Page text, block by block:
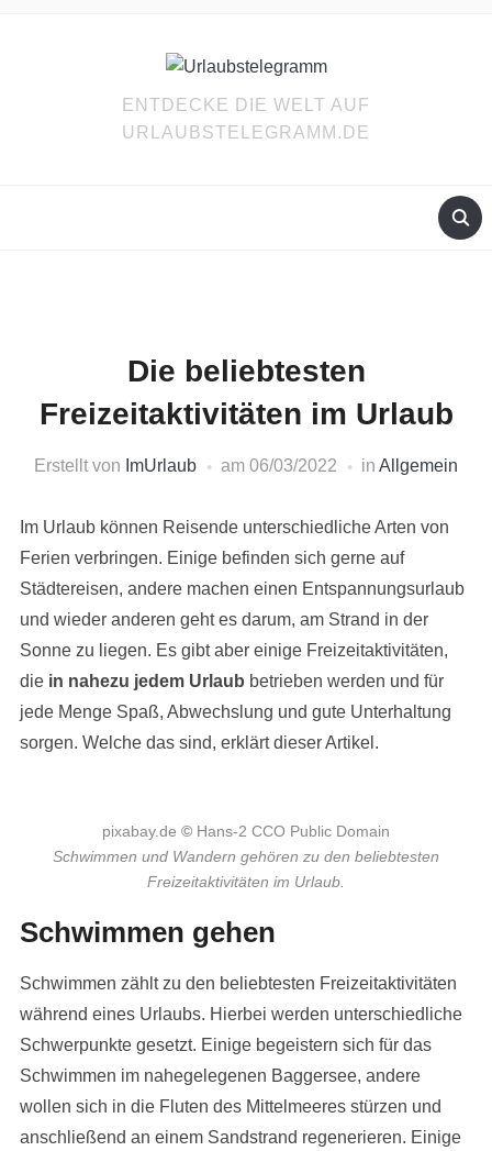
ENTDECKE DIE WELT AUF
URLAUBSTELEGRAMM.DE
Die beliebtesten
Freizeitaktivitäten im Urlaub
Erstellt von ImUrlaub am 06/03/2022 in Allgemein
Im Urlaub können Reisende unterschiedliche Arten von
Ferien verbringen. Einige befinden sich gerne auf
Städtereisen, andere machen einen Entspannungsurlaub
und wieder anderen geht es darum, am Strand in der
Sonne zu liegen. Es gibt aber einige Freizeitaktivitäten,
die in nahezu jedem Urlaub betrieben werden und für
jede Menge Spaß, Abwechslung und gute Unterhaltung
sorgen. Welche das sind, erklärt dieser Artikel.
pixabay.de © Hans-2 CCO Public Domain
Schwimmen und Wandern gehören zu den beliebtesten
Freizeitaktivitäten im Urlaub.
Schwimmen gehen
Schwimmen zählt zu den beliebtesten Freizeitaktivitäten
während eines Urlaubs. Hierbei werden unterschiedliche
Schwerpunkte gesetzt. Einige begeistern sich für das
Schwimmen im nahegelegenen Baggersee, andere
wollen sich in die Fluten des Mittelmeeres stürzen und
anschließend an einem Sandstrand regenerieren. Einige